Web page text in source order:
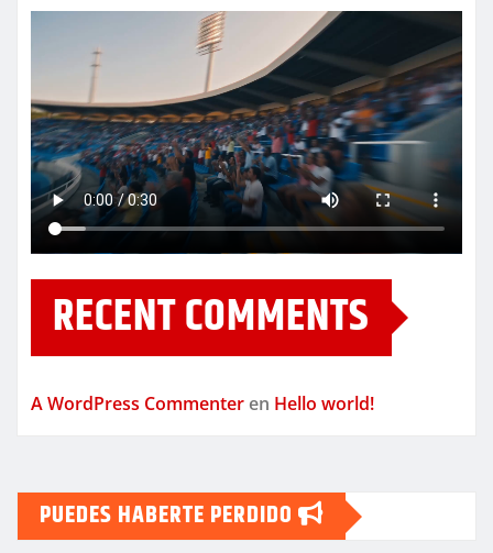
RECENT COMMENTS
A WordPress Commenter en Hello world!
PUEDES HABERTE PERDIDO